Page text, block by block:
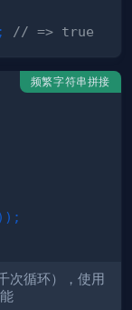
; // => true
频繁字符串拼接
) ;
次循环），使用